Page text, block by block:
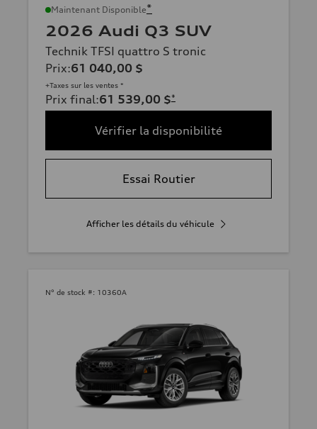
Maintenant Disponible*
2026 Audi Q3 SUV
Technik TFSI quattro S tronic
Prix:61 040,00 $
+Taxes sur les ventes *
Prix final:61 539,00 $*
Vérifier la disponibilité
Essai Routier
Afficher les détails du véhicule
N° de stock #: 10360A